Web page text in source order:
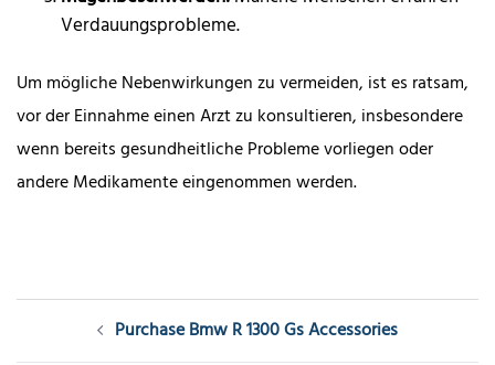
Verdauungsprobleme.
Um mögliche Nebenwirkungen zu vermeiden, ist es ratsam,
vor der Einnahme einen Arzt zu konsultieren, insbesondere
wenn bereits gesundheitliche Probleme vorliegen oder
andere Medikamente eingenommen werden.
Post
navigationPurchase Bmw R 1300 Gs Accessories